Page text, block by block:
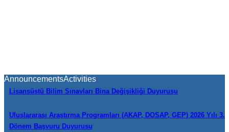
AnnouncementsActivities
Lisansüstü Bilim Sınavları Bina Değişikliği Duyurusu
Uluslararası Araştırma Programları (AKAP, DOSAP, GEP) 2026 Yılı 3.
Dönem Başvuru Duyurusu